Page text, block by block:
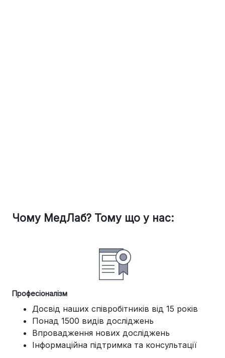
Чому МедЛаб? Тому що у нас:
Професіоналізм
Досвід наших співробітників від 15 років
Понад 1500 видів досліджень
Впровадження нових досліджень
Інформаційна підтримка та консультації